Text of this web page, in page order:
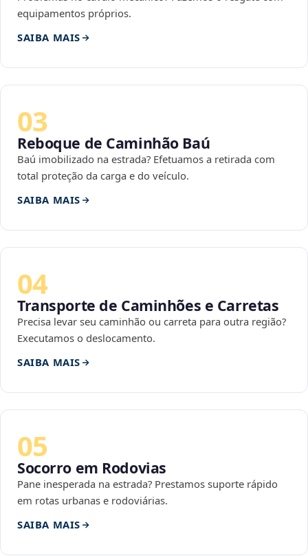
equipamentos próprios.
SAIBA MAIS
03
Reboque de Caminhão Baú
Baú imobilizado na estrada? Efetuamos a retirada com
total proteção da carga e do veículo.
SAIBA MAIS
04
Transporte de Caminhões e Carretas
Precisa levar seu caminhão ou carreta para outra região?
Executamos o deslocamento.
SAIBA MAIS
05
Socorro em Rodovias
Pane inesperada na estrada? Prestamos suporte rápido
em rotas urbanas e rodoviárias.
SAIBA MAIS